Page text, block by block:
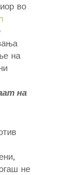
во
на
на
не